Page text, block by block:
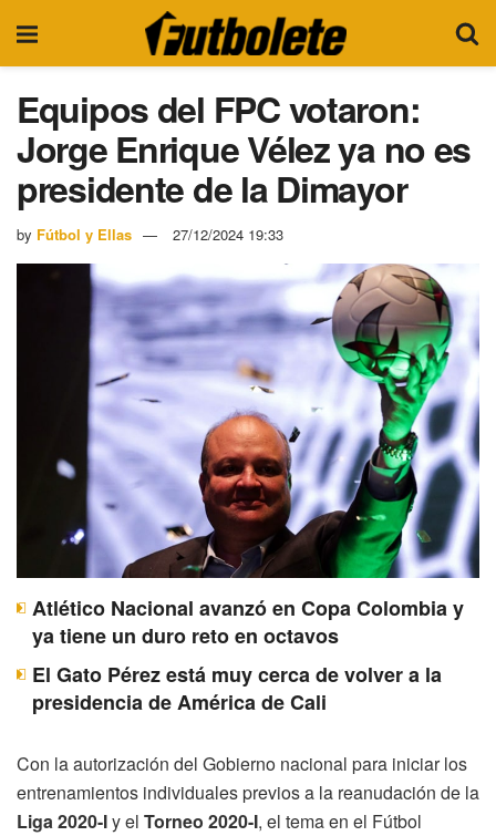
Equipos del FPC votaron:
Jorge Enrique Vélez ya no es
presidente de la Dimayor
by Fútbol y Ellas 27/12/2024 19:33
Atlético Nacional avanzó en Copa Colombia y
ya tiene un duro reto en octavos
El Gato Pérez está muy cerca de volver a la
presidencia de América de Cali
Con la autorización del Gobierno nacional para iniciar los
entrenamientos individuales previos a la reanudación de la
Liga 2020-Iy el Torneo 2020-I, el tema en el Fútbol